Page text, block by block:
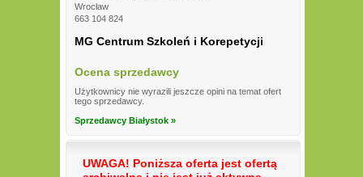
Wrocław
663 104 824
MG Centrum Szkoleń i Korepetycji
Ocena sprzedawcy
Użytkownicy nie wyrazili jeszcze opini na temat ofert
tego sprzedawcy.
Sprzedawcy Białystok »
UWAGA! Poniższa oferta jest ofertą